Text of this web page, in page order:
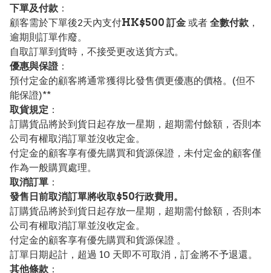
下單及付款 ：
顧客需於下單後2天內支付HK$500 訂金 或者 全數付款 ，
逾期則訂單作廢。
自取訂單到貨時，不接受更改送貨方式。
優惠與保證：
預付定金的顧客將通常獲得比發售價更優惠的價格。(但不
能保證)**
取貨規定 ：
訂購貨品將於到貨日起存放一星期，超期需付餘額，否則本
公司有權取消訂單並沒收定金。
付定金的顧客享有優先購買和貨源保證，未付定金的顧客僅
作為一般購買處理。
取消訂單 ：
發售日前取消訂單將收取$50行政費用。
訂購貨品將於到貨日起存放一星期，超期需付餘額，否則本
公司有權取消訂單並沒收定金。
付定金的顧客享有優先購買和貨源保證 。
訂單日期起計，超過 10 天即不可取消，訂金將不予退還。
其他條款 ：